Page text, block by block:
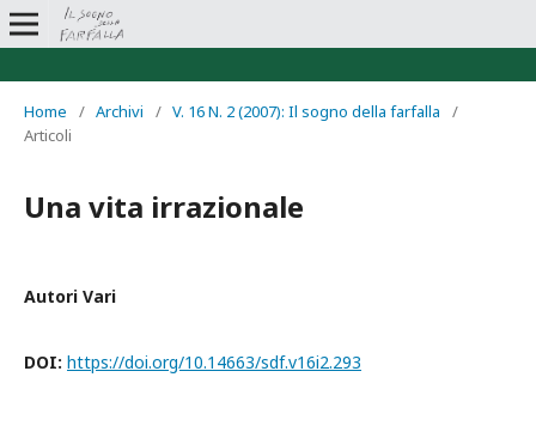
Home / Archivi / V. 16 N. 2 (2007): Il sogno della farfalla
/
Articoli
Una vita irrazionale
Autori Vari
DOI: https://doi.org/10.14663/sdf.v16i2.293